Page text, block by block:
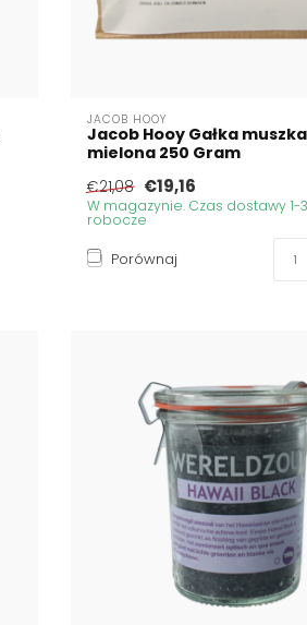
JACOB HOOY
Jacob Hooy Gałka
mielona 250 Gram
€21,08 €19,16
W magazynie. Czas dostawy 1-
robocze
Porównaj